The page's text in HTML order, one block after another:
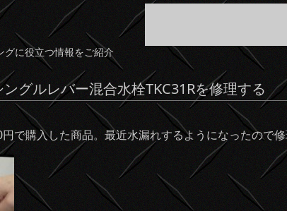
グに役立つ情報をご紹介
グルレバー混合水栓TKC31Rを修理する
で購入した商品。最近水漏れするようになったので修